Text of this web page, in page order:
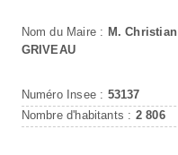
Nom du Maire : M. Christian
GRIVEAU
Numéro Insee : 53137
Nombre d'habitants : 2 806